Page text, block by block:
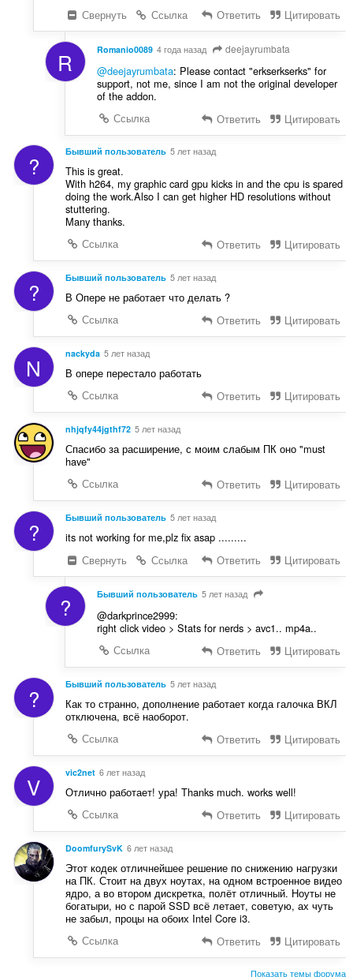
Свернуть
Ссылка Ответить Цитировать
R Romanio0089 4 года назад deejayrumbata
@deejayrumbata: Please contact "erkserkserks" for
support, not me, since I am not the original developer
of the addon.
Ссылка
Ответить Цитировать
? Бывший пользователь 5 лет назад
This is great.
With h264, my graphic card gpu kicks in and the cpu is spared
doing the work.Also I can get higher HD resolutions without
stuttering.
Many thanks.
Ссылка
Ответить Цитировать
? Бывший пользователь 5 лет назад
В Опере не работает что делать ?
Ссылка
Ответить Цитировать
N nackyda 5 лет назад
В опере перестало работать
Ссылка
Ответить Цитировать
nhjqfy44jgthf72 5 лет назад
Спасибо за расширение, с моим слабым ПК оно "must
have"
Ссылка
Ответить Цитировать
? Бывший пользователь 5 лет назад
its not working for me,plz fix asap .........
Свернуть
Ссылка Ответить Цитировать
? Бывший пользователь 5 лет назад
@darkprince2999:
right click video > Stats for nerds > avc1.. mp4a..
Ссылка
Ответить Цитировать
? Бывший пользователь 5 лет назад
Как то странно, дополнение работает когда галочка ВКЛ
отключена, всё наоборот.
Ссылка
Ответить Цитировать
V vic2net 6 лет назад
Отлично работает! ура! Thanks much. works well!
Ссылка
Ответить Цитировать
DoomfurySvK 6 лет назад
Этот кодек отличнейшее решение по снижению нагрузки
на ПК. Стоит на двух ноутах, на одном встроенное видео
ядро, а во втором дискретка, полёт отличный. Ноуты не
богатыри, но с парой SSD всё летает, советую, ах чуть
не забыл, процы на обоих Intel Core i3.
Ссылка
Ответить Цитировать
Показать темы форума